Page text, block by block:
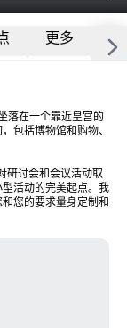
更多 常
落在一个靠近皇宫的
包括博物馆和购物、
研讨会和会议活动取
活动的完美起点。我
您的要求量身定制和